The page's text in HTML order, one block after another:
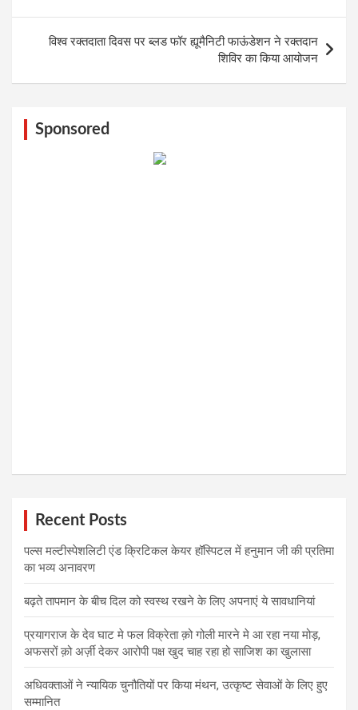
विश्व रक्तदाता दिवस पर ब्लड फॉर ह्यूमैनिटी फाऊंडेशन ने रक्तदान
शिविर का किया आयोजन
Sponsored
Recent Posts
पल्स मल्टीस्पेशलिटी एंड क्रिटिकल केयर हॉस्पिटल में हनुमान जी की प्रतिमा
का भव्य अनावरण
बढ़ते तापमान के बीच दिल को स्वस्थ रखने के लिए अपनाएं ये सावधानियां
प्रयागराज के देव घाट मे फल विक्रेता क़ो गोली मारने मे आ रहा नया मोड़,
अफसरों क़ो अर्ज़ी देकर आरोपी पक्ष खुद चाह रहा हो साजिश का खुलासा
अधिवक्ताओं ने न्यायिक चुनौतियों पर किया मंथन, उत्कृष्ट सेवाओं के लिए हुए
सम्मानित